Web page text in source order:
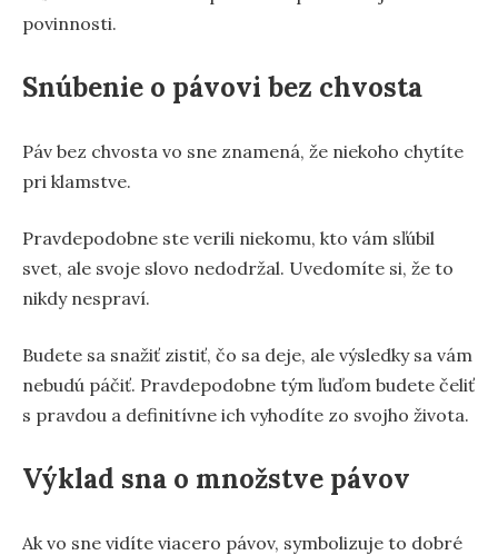
povinnosti.
Snúbenie o pávovi bez chvosta
Páv bez chvosta vo sne znamená, že niekoho chytíte
pri klamstve.
Pravdepodobne ste verili niekomu, kto vám sľúbil
svet, ale svoje slovo nedodržal. Uvedomíte si, že to
nikdy nespraví.
Budete sa snažiť zistiť, čo sa deje, ale výsledky sa vám
nebudú páčiť. Pravdepodobne tým ľuďom budete čeliť
s pravdou a definitívne ich vyhodíte zo svojho života.
Výklad sna o množstve pávov
Ak vo sne vidíte viacero pávov, symbolizuje to dobré